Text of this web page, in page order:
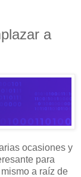
a
ocasiones y
para
a raíz de